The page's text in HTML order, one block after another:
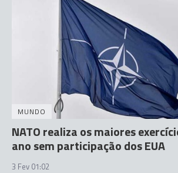
MUNDO
NATO realiza os maiores
ano sem participação dos EUA
3 Fev 01:02